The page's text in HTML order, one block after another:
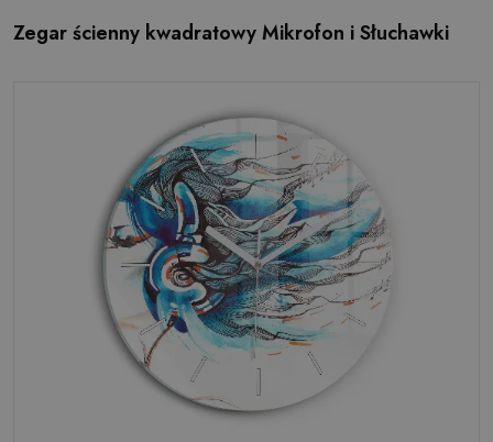
Zegar ścienny kwadratowy Mikrofon i Słuchawki